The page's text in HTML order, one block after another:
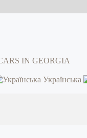
Українська